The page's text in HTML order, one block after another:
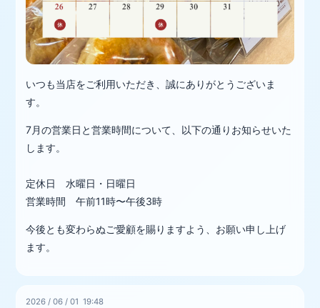
いつも当店をご利用いただき、誠にありがとうございま
す。
7月の営業日と営業時間について、以下の通りお知らせいた
します。
定休日 水曜日・日曜日
営業時間 午前11時〜午後3時
今後とも変わらぬご愛顧を賜りますよう、お願い申し上げ
ます。
2026 /06 /01 19:48